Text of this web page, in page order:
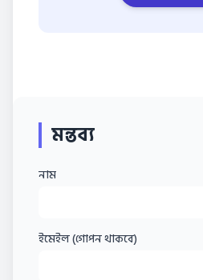
মন্তব্য
নাম
ইমেইল (গোপন থাকবে)